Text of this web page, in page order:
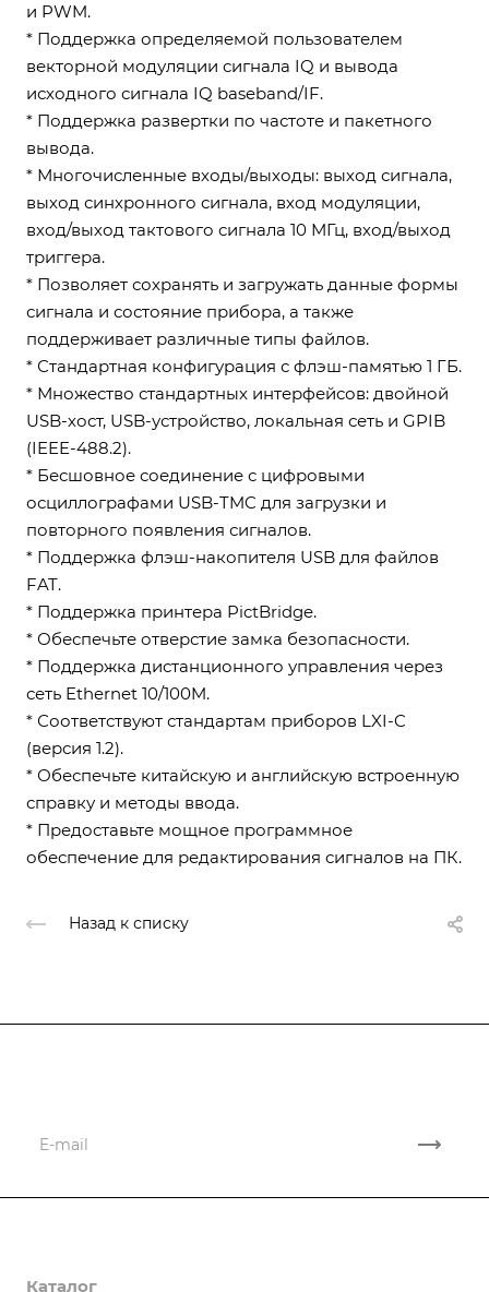
и PWM.
* Поддержка определяемой пользователем
векторной модуляции сигнала IQ и вывода
исходного сигнала IQ baseband/IF.
* Поддержка развертки по частоте и пакетного
вывода.
* Многочисленные входы/выходы: выход сигнала,
выход синхронного сигнала, вход модуляции,
вход/выход тактового сигнала 10 МГц, вход/выход
триггера.
* Позволяет сохранять и загружать данные формы
сигнала и состояние прибора, а также
поддерживает различные типы файлов.
* Стандартная конфигурация с флэш-памятью 1 ГБ.
* Множество стандартных интерфейсов: двойной
USB-хост, USB-устройство, локальная сеть и GPIB
(IEEE-488.2).
* Бесшовное соединение с цифровыми
осциллографами USB-TMC для загрузки и
повторного появления сигналов.
* Поддержка флэш-накопителя USB для файлов
FAT.
* Поддержка принтера PictBridge.
* Обеспечьте отверстие замка безопасности.
* Поддержка дистанционного управления через
сеть Ethernet 10/100M.
* Соответствуют стандартам приборов LXI-C
(версия 1.2).
* Обеспечьте китайскую и английскую встроенную
справку и методы ввода.
* Предоставьте мощное программное
обеспечение для редактирования сигналов на ПК.
Назад к списку
О компании
Каталог